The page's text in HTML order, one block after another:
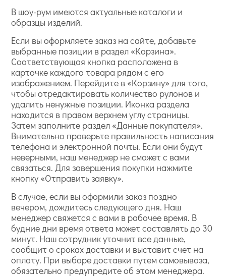
В шоу-рум имеются актуальные каталоги и
образцы изделий.
Если вы оформляете заказ на сайте, добавьте
выбранные позиции в раздел «Корзина».
Соответствующая кнопка расположена в
карточке каждого товара рядом с его
изображением. Перейдите в «Корзину» для того,
чтобы отредактировать количество рулонов и
удалить ненужные позиции. Иконка раздела
находится в правом верхнем углу страницы.
Затем заполните раздел «Данные покупателя».
Внимательно проверьте правильность написания
телефона и электронной почты. Если они будут
неверными, наш менеджер не сможет с вами
связаться. Для завершения покупки нажмите
кнопку «Отправить заявку».
В случае, если вы оформили заказ поздно
вечером, дождитесь следующего дня. Наш
менеджер свяжется с вами в рабочее время. В
будние дни время ответа может составлять до 30
минут. Наш сотрудник уточнит все данные,
сообщит о сроках доставки и выставит счет на
оплату. При выборе доставки путем самовывоза,
обязательно предупредите об этом менеджера.